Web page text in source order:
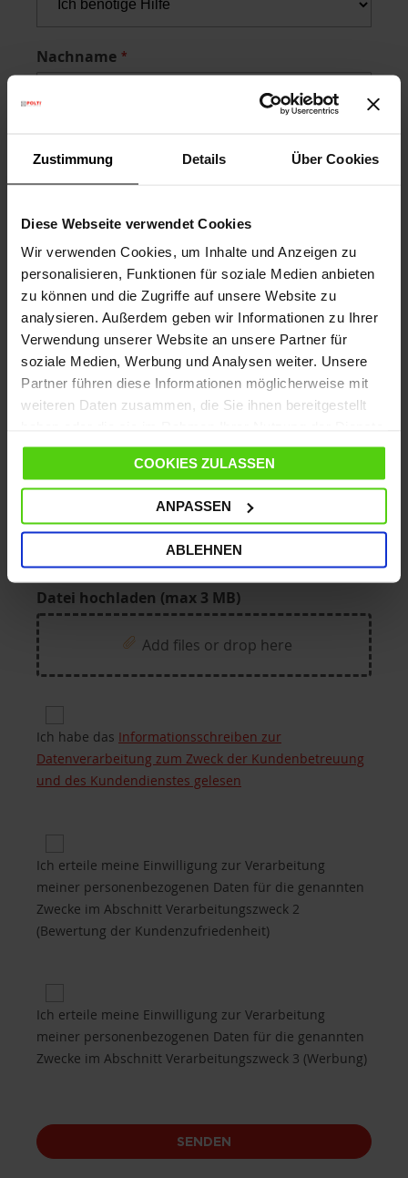
Zustimmung Details Über Cookies
Diese Webseite verwendet Cookies
Wir verwenden Cookies, um Inhalte und Anzeigen zu
personalisieren, Funktionen für soziale Medien anbieten
zu können und die Zugriffe auf unsere Website zu
analysieren. Außerdem geben wir Informationen zu Ihrer
Verwendung unserer Website an unsere Partner für
soziale Medien, Werbung und Analysen weiter. Unsere
Partner führen diese Informationen möglicherweise mit
weiteren Daten zusammen, die Sie ihnen bereitgestellt
gesammelt haben.
COOKIES ZULASSEN
ANPASSEN
ABLEHNEN
Nachname
Email
Test Ihrer Anfrage
Datei hochladen (max 3 MB)
Add files or drop here
Ich habe das Informationsschreiben zur
Datenverarbeitung zum Zweck der Kundenbetreuung
und des Kundendienstes gelesen
Ich erteile meine Einwilligung zur Verarbeitung
meiner personenbezogenen Daten für die genannten
Zwecke im Abschnitt Verarbeitungszweck 2
(Bewertung der Kundenzufriedenheit)
Ich erteile meine Einwilligung zur Verarbeitung
meiner personenbezogenen Daten für die genannten
Zwecke im Abschnitt Verarbeitungszweck 3 (Werbung)
SENDEN